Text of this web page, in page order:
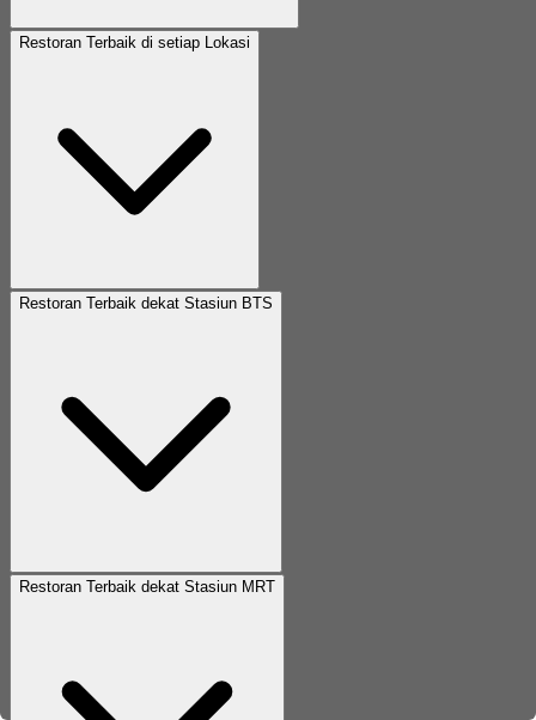
Restoran Terbaik di setiap Lokasi
Restoran Terbaik dekat Stasiun BTS
Restoran Terbaik dekat Stasiun MRT